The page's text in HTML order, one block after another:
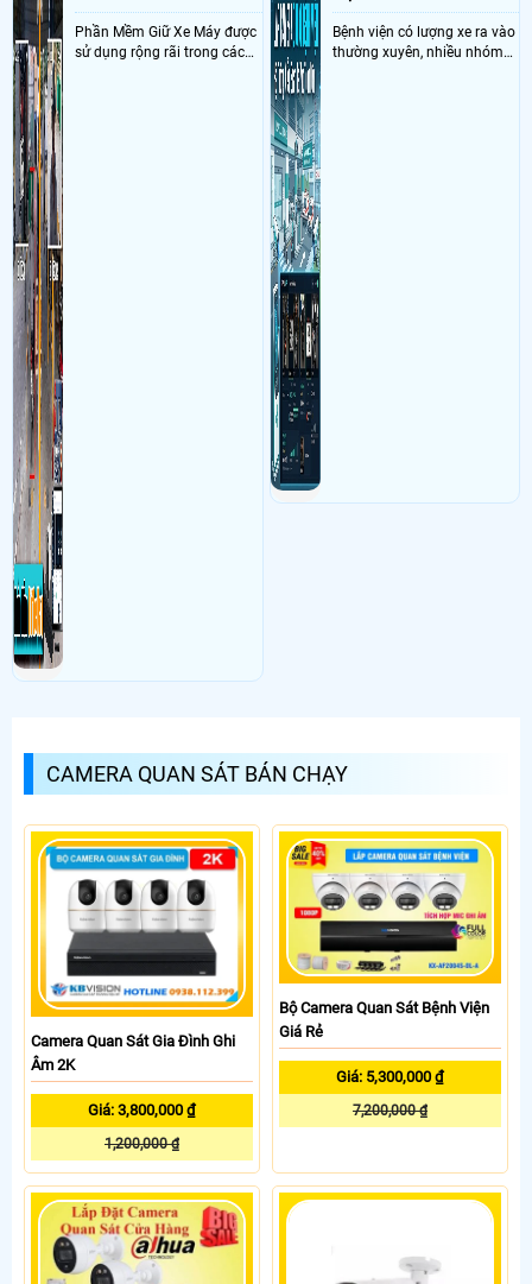
Phần Mềm Giữ Xe Máy được
sử dụng rộng rãi trong các
Bệnh viện có lượng xe ra vào
thường xuyên, nhiều nhóm
CAMERA QUAN SÁT BÁN CHẠY
Camera Quan Sát Gia Đình Ghi
Âm 2K
Giá: 3,800,000 ₫
1,200,000 ₫
Bộ Camera Quan Sát Bệnh Viện
Giá Rẻ
Giá: 5,300,000 ₫
7,200,000 ₫